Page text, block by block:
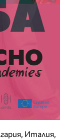
Италия,